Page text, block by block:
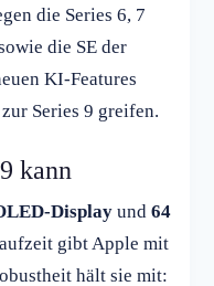
die Series 6, 7
die SE der
KI-Features
Series 9 greifen.
kann
Display und 64
gibt Apple mit
hält sie mit: